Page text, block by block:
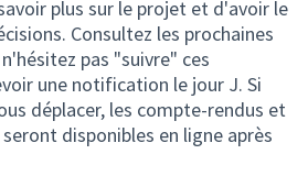
plus sur le projet et d'avoir le
Consultez les prochaines
pas "suivre" ces
une notification le jour J. Si
déplacer, les compte-rendus et
disponibles en ligne après